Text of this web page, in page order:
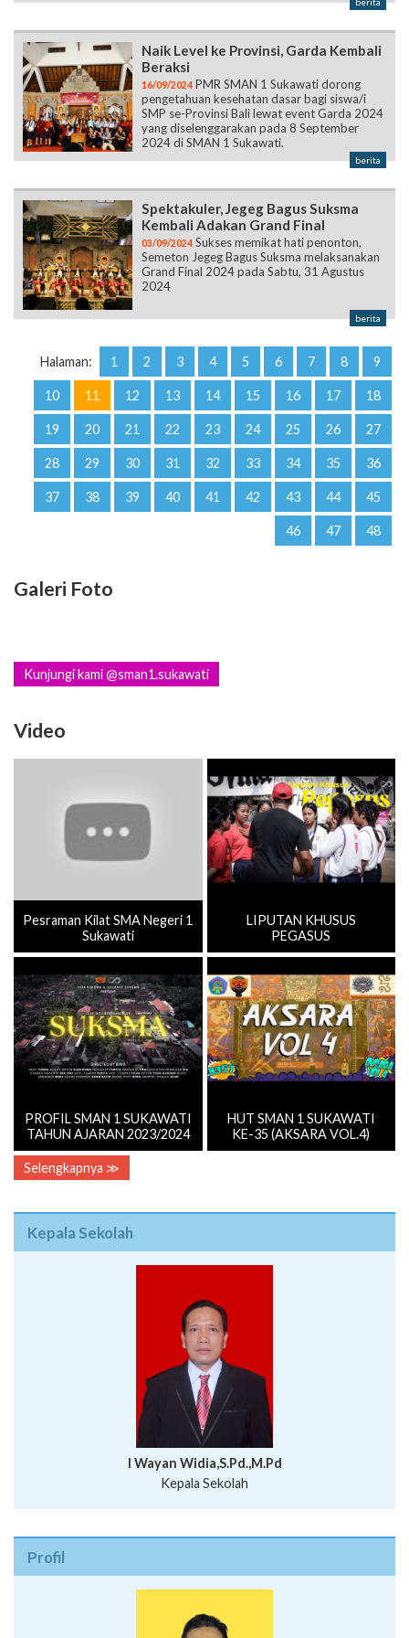
Naik Level ke Provinsi, Garda Kembali
Beraksi
16/09/2024 PMR SMAN 1 Sukawati dorong
pengetahuan kesehatan dasar bagi siswa/i
SMP se-Provinsi Bali lewat event Garda 2024
yang diselenggarakan pada 8 September
2024 di SMAN 1 Sukawati.
berita
Spektakuler, Jegeg Bagus Suksma
Kembali Adakan Grand Final
03/09/2024 Sukses memikat hati penonton,
Semeton Jegeg Bagus Suksma melaksanakan
Grand Final 2024 pada Sabtu, 31 Agustus
2024
berita
Halaman: 1 2 3 4 5 6 7 8 9
10 11 12 13 14 15 16 17 18
19 20 21 22 23 24 25 26 27
28 29 30 31 32 33 34 35 36
37 38 39 40 41 42 43 44 45
46 47 48
Galeri Foto
Kunjungi kami @sman1.sukawati
Video
Pesraman Kilat SMA Negeri 1
Sukawati
LIPUTAN KHUSUS
PEGASUS
PROFIL SMAN 1 SUKAWATI
TAHUN AJARAN 2023/2024
HUT SMAN 1 SUKAWATI
KE-35 (AKSARA VOL.4)
Selengkapnya ≫
Kepala Sekolah
I Wayan Widia,S.Pd.,M.Pd
Kepala Sekolah
Profil